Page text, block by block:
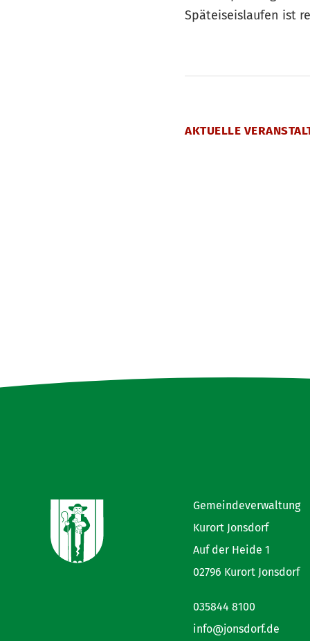
Späteiseislaufen ist
AKTUELLE
Gemeindeverwaltung
Kurort Jonsdorf
Auf der Heide 1
02796 Kurort Jonsdorf
035844 8100
info@jonsdorf.de